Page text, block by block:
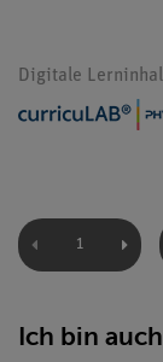
Digitale
Ich bin